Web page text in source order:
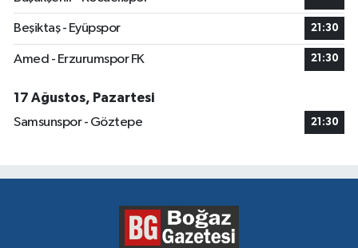
Beşiktaş - Eyüpspor 21:30
Amed - Erzurumspor FK 21:30
17 Ağustos, Pazartesi
Samsunspor - Göztepe
21:30